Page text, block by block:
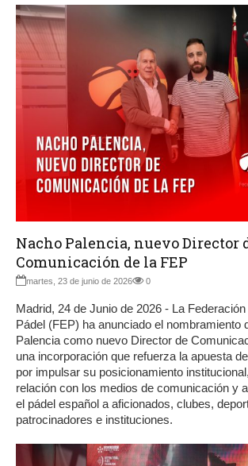
Nacho Palencia, nuevo Director
Comunicación de la FEP
martes, 23 de junio de 2026 0
Madrid, 24 de Junio de 2026 - La
Pádel (FEP) ha anunciado el nombramiento
Palencia como nuevo Director de
una incorporación que refuerza la apuesta
por impulsar su posicionamiento
relación con los medios de comunicación y
el pádel español a aficionados, clubes,
patrocinadores e instituciones.